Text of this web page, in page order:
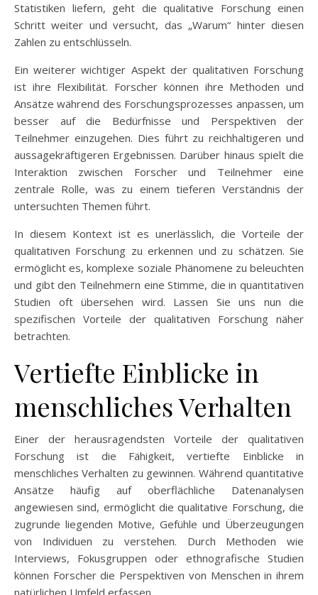
Statistiken liefern, geht die qualitative Forschung einen
Schritt weiter und versucht, das „Warum“ hinter diesen
Zahlen zu entschlüsseln.
Ein weiterer wichtiger Aspekt der qualitativen Forschung
ist ihre Flexibilität. Forscher können ihre Methoden und
Ansätze während des Forschungsprozesses anpassen, um
besser auf die Bedürfnisse und Perspektiven der
Teilnehmer einzugehen. Dies führt zu reichhaltigeren und
aussagekräftigeren Ergebnissen. Darüber hinaus spielt die
Interaktion zwischen Forscher und Teilnehmer eine
zentrale Rolle, was zu einem tieferen Verständnis der
untersuchten Themen führt.
In diesem Kontext ist es unerlässlich, die Vorteile der
qualitativen Forschung zu erkennen und zu schätzen. Sie
ermöglicht es, komplexe soziale Phänomene zu beleuchten
und gibt den Teilnehmern eine Stimme, die in quantitativen
Studien oft übersehen wird. Lassen Sie uns nun die
spezifischen Vorteile der qualitativen Forschung näher
betrachten.
Vertiefte Einblicke in
menschliches Verhalten
Einer der herausragendsten Vorteile der qualitativen
Forschung ist die Fähigkeit, vertiefte Einblicke in
menschliches Verhalten zu gewinnen. Während quantitative
Ansätze häufig auf oberflächliche Datenanalysen
angewiesen sind, ermöglicht die qualitative Forschung, die
zugrunde liegenden Motive, Gefühle und Überzeugungen
von Individuen zu verstehen. Durch Methoden wie
Interviews, Fokusgruppen oder ethnografische Studien
können Forscher die Perspektiven von Menschen in ihrem